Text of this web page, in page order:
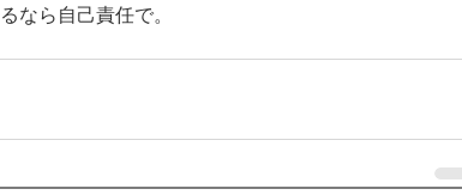
なら自己責任で。